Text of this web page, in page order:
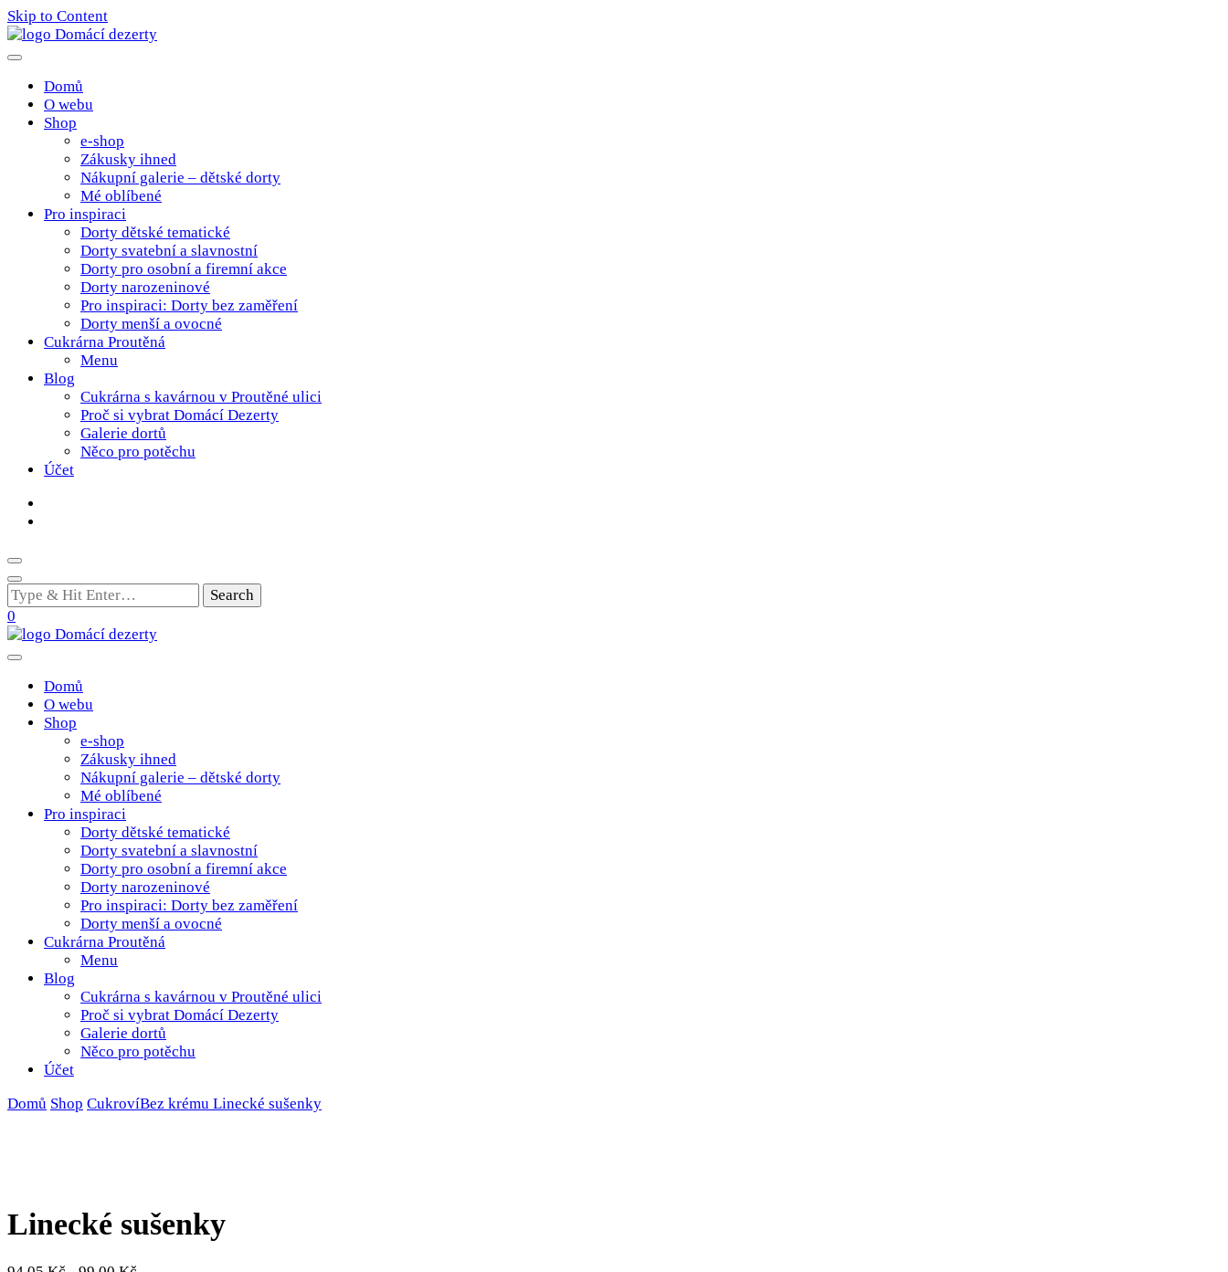
Skip to Content
domacidezerty.cz
Domů
O webu
Shop
e-shop
Zákusky ihned
Nákupní galerie – dětské dorty
Mé oblíbené
Pro inspiraci
Dorty dětské tematické
Dorty svatební a slavnostní
Dorty pro osobní a firemní akce
Dorty narozeninové
Pro inspiraci: Dorty bez zaměření
Dorty menší a ovocné
Cukrárna Proutěná
Menu
Blog
Cukrárna s kavárnou v Proutěné ulici
Proč si vybrat Domácí Dezerty
Galerie dortů
Něco pro potěchu
Účet
Looking
for
Something?
0
domacidezerty.cz
Domů
O webu
Shop
e-shop
Zákusky ihned
Nákupní galerie – dětské dorty
Mé oblíbené
Pro inspiraci
Dorty dětské tematické
Dorty svatební a slavnostní
Dorty pro osobní a firemní akce
Dorty narozeninové
Pro inspiraci: Dorty bez zaměření
Dorty menší a ovocné
Cukrárna Proutěná
Menu
Blog
Cukrárna s kavárnou v Proutěné ulici
Proč si vybrat Domácí Dezerty
Galerie dortů
Něco pro potěchu
Účet
Domů Shop CukrovíBez krému Linecké sušenky
Linecké sušenky